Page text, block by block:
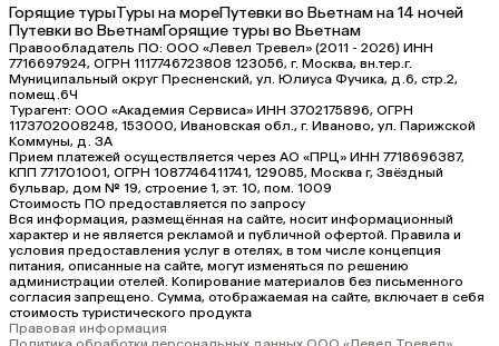
Горящие турыТуры на мореПутевки во Вьетнам на 14 ночей
Путевки во ВьетнамГорящие туры во Вьетнам
Правообладатель ПО: ООО «Левел Тревел» (2011 - 2026) ИНН
7716697924, ОГРН 1117746723808 123056, г. Москва, вн.тер.г.
Муниципальный округ Пресненский, ул. Юлиуса Фучика, д.6, стр.2,
помещ.6Ч
Турагент: ООО «Академия Сервиса» ИНН 3702175896, ОГРН
1173702008248, 153000, Ивановская обл., г. Иваново, ул. Парижской
Коммуны, д. ЗА
Прием платежей осуществляется через АО «ПРЦ» ИНН 7718696387,
КПП 771701001, ОГРН 1087746411741, 129085, Москва г, Звёздный
бульвар, дом № 19, строение 1, эт. 10, пом. 1009
Стоимость ПО предоставляется по запросу
Вся информация, размещённая на сайте, носит информационный
характер и не является рекламой и публичной офертой. Правила и
условия предоставления услуг в отелях, в том числе концепция
питания, описанные на сайте, могут изменяться по решению
администрации отелей. Копирование материалов без письменного
согласия запрещено. Сумма, отображаемая на сайте, включает в себя
стоимость туристического продукта
Правовая информация